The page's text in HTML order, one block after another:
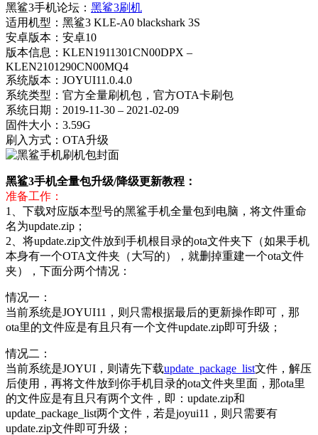
黑鲨3手机论坛： 黑鲨3刷机
适用机型：黑鲨3 KLE-A0 blackshark 3S
安卓版本：安卓10
版本信息：KLEN1911301CN00DPX –
KLEN2101290CN00MQ4
系统版本：JOYUI11.0.4.0
系统类型：官方全量刷机包，官方OTA卡刷包
系统日期：2019-11-30 – 2021-02-09
固件大小：3.59G
刷入方式：OTA升级
黑鲨3手机全量包升级/降级更新教程：
准备工作：
1、下载对应版本型号的黑鲨手机全量包到电脑，将文件重命
名为update.zip；
2、将update.zip文件放到手机根目录的ota文件夹下（如果手机
本身有一个OTA文件夹（大写的），就删掉重建一个ota文件
夹），下面分两个情况：
情况一：
当前系统是JOYUI11，则只需根据最后的更新操作即可，那
ota里的文件应是有且只有一个文件update.zip即可升级；
情况二：
当前系统是JOYUI，则请先下载update_package_list文件，解压
后使用，再将文件放到你手机目录的ota文件夹里面，那ota里
的文件应是有且只有两个文件，即：update.zip和
update_package_list两个文件，若是joyui11，则只需要有
update.zip文件即可升级；